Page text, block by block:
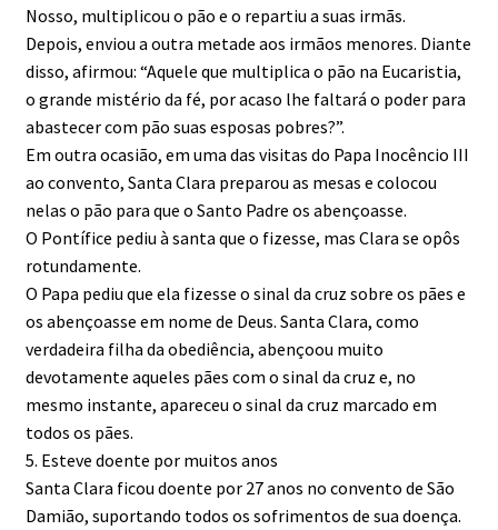
Nosso, multiplicou o pão e o repartiu a suas irmãs.
Depois, enviou a outra metade aos irmãos menores. Diante
disso, afirmou: “Aquele que multiplica o pão na Eucaristia,
o grande mistério da fé, por acaso lhe faltará o poder para
abastecer com pão suas esposas pobres?”.
Em outra ocasião, em uma das visitas do Papa Inocêncio III
ao convento, Santa Clara preparou as mesas e colocou
nelas o pão para que o Santo Padre os abençoasse.
O Pontífice pediu à santa que o fizesse, mas Clara se opôs
rotundamente.
O Papa pediu que ela fizesse o sinal da cruz sobre os pães e
os abençoasse em nome de Deus. Santa Clara, como
verdadeira filha da obediência, abençoou muito
devotamente aqueles pães com o sinal da cruz e, no
mesmo instante, apareceu o sinal da cruz marcado em
todos os pães.
5. Esteve doente por muitos anos
Santa Clara ficou doente por 27 anos no convento de São
Damião, suportando todos os sofrimentos de sua doença.